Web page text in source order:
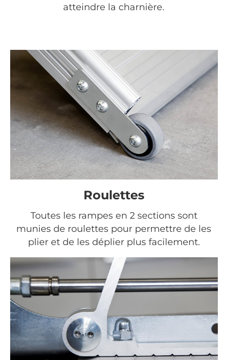
atteindre la charnière.
Roulettes
Toutes les rampes en 2 sections sont
munies de roulettes pour permettre de les
plier et de les déplier plus facilement.